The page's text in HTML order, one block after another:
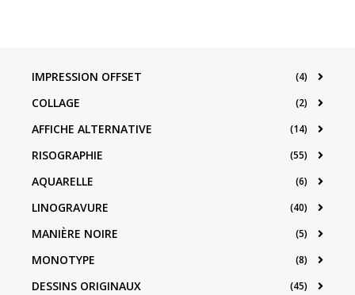
IMPRESSION OFFSET (4)
COLLAGE (2)
AFFICHE ALTERNATIVE (14)
RISOGRAPHIE (55)
AQUARELLE (6)
LINOGRAVURE (40)
MANIÈRE NOIRE (5)
MONOTYPE (8)
DESSINS ORIGINAUX (45)